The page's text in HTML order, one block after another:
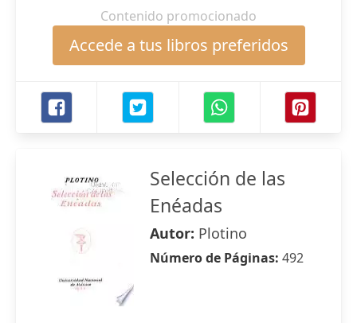
Contenido promocionado
Accede a tus libros preferidos
Selección de las
Enéadas
Autor: Plotino
Número de Páginas: 492